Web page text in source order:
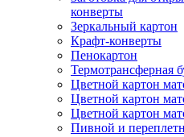
конверты
Зеркальный картон
Крафт-конверты
Пенокартон
Термотрансферная
Цветной картон
Цветной картон
Цветной картон
Пивной и